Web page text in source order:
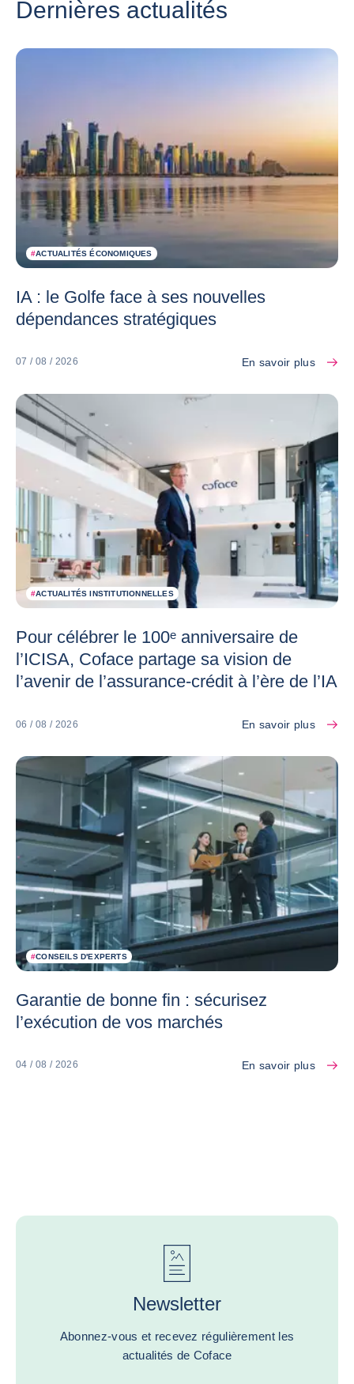
Dernières actualités
#ACTUALITÉS ÉCONOMIQUES
IA : le Golfe face à ses nouvelles
dépendances stratégiques
07 / 08 / 2026 En savoir plus
#ACTUALITÉS INSTITUTIONNELLES
Pour célébrer le 100ᵉ anniversaire de
l’ICISA, Coface partage sa vision de
l’avenir de l’assurance-crédit à l’ère de l’IA
06 / 08 / 2026 En savoir plus
#CONSEILS D'EXPERTS
Garantie de bonne fin : sécurisez
l’exécution de vos marchés
04 / 08 / 2026 En savoir plus
Newsletter
Abonnez-vous et recevez régulièrement les
actualités de Coface